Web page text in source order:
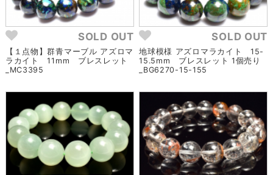
SOLD OUT
【１点物】群青マーブル アズロマ
ラカイト 11mm ブレスレット
_MC3395
SOLD OUT
地球模様 アズロマラカイト 15-
15.5mm ブレスレット 1個売り
_BG6270-15-155